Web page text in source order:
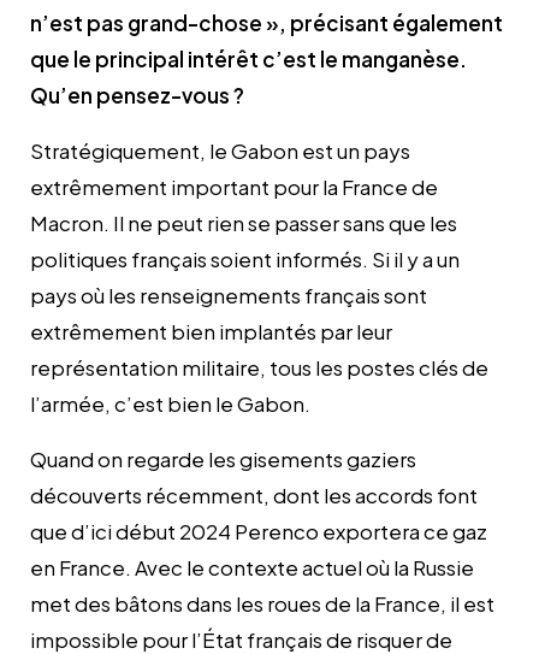
n’est pas grand-chose », précisant également
que le principal intérêt c’est le manganèse.
Qu’en pensez-vous ?
Stratégiquement, le Gabon est un pays
extrêmement important pour la France de
Macron. Il ne peut rien se passer sans que les
politiques français soient informés. Si il y a un
pays où les renseignements français sont
extrêmement bien implantés par leur
représentation militaire, tous les postes clés de
l’armée, c’est bien le Gabon.
Quand on regarde les gisements gaziers
découverts récemment, dont les accords font
que d’ici début 2024 Perenco exportera ce gaz
en France. Avec le contexte actuel où la Russie
met des bâtons dans les roues de la France, il est
impossible pour l’État français de risquer de